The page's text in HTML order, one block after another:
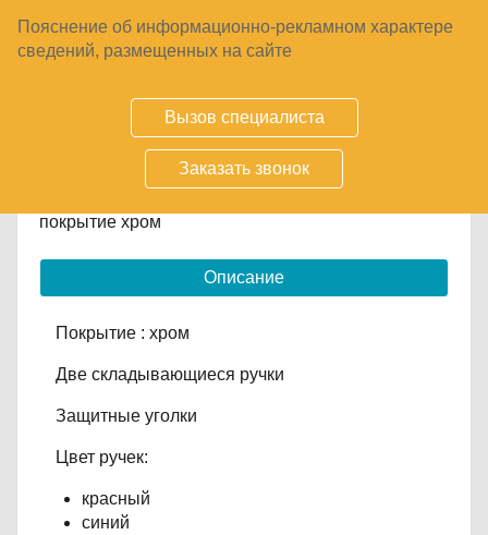
Пояснение об информационно-рекламном характере
сведений, размещенных на сайте
Вызов специалиста
Заказать звонок
630₽
1-7 дней
покрытие хром
Описание
Покрытие : хром
Две складывающиеся ручки
Защитные уголки
Цвет ручек:
красный
синий